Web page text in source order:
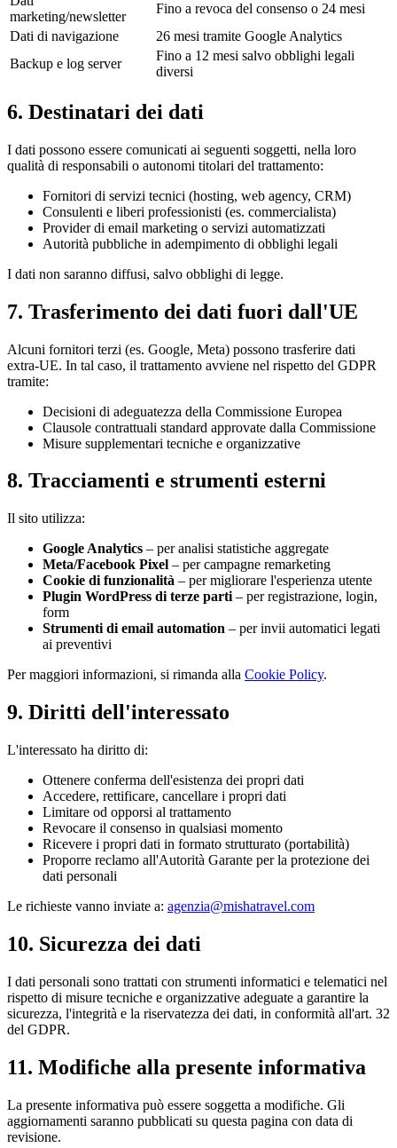
marketing/newsletter
Fino a revoca del consenso o 24 mesi
Dati di navigazione
26 mesi tramite Google Analytics
Backup e log server
Fino a 12 mesi salvo obblighi legali
diversi
6. Destinatari dei dati
I dati possono essere comunicati ai seguenti soggetti, nella loro
qualità di responsabili o autonomi titolari del trattamento:
Fornitori di servizi tecnici (hosting, web agency, CRM)
Consulenti e liberi professionisti (es. commercialista)
Provider di email marketing o servizi automatizzati
Autorità pubbliche in adempimento di obblighi legali
I dati non saranno diffusi, salvo obblighi di legge.
7. Trasferimento dei dati fuori dall'UE
Alcuni fornitori terzi (es. Google, Meta) possono trasferire dati
extra-UE. In tal caso, il trattamento avviene nel rispetto del GDPR
tramite:
Decisioni di adeguatezza della Commissione Europea
Clausole contrattuali standard approvate dalla Commissione
Misure supplementari tecniche e organizzative
8. Tracciamenti e strumenti esterni
Il sito utilizza:
Google Analytics – per analisi statistiche aggregate
Meta/Facebook Pixel – per campagne remarketing
Cookie di funzionalità – per migliorare l'esperienza utente
Plugin WordPress di terze parti – per registrazione, login,
form
Strumenti di email automation – per invii automatici legati
ai preventivi
Per maggiori informazioni, si rimanda alla Cookie Policy.
9. Diritti dell'interessato
L'interessato ha diritto di:
Ottenere conferma dell'esistenza dei propri dati
Accedere, rettificare, cancellare i propri dati
Limitare od opporsi al trattamento
Revocare il consenso in qualsiasi momento
Ricevere i propri dati in formato strutturato (portabilità)
Proporre reclamo all'Autorità Garante per la protezione dei
dati personali
Le richieste vanno inviate a: agenzia@mishatravel.com
10. Sicurezza dei dati
I dati personali sono trattati con strumenti informatici e telematici nel
rispetto di misure tecniche e organizzative adeguate a garantire la
sicurezza, l'integrità e la riservatezza dei dati, in conformità all'art. 32
del GDPR.
11. Modifiche alla presente informativa
La presente informativa può essere soggetta a modifiche. Gli
aggiornamenti saranno pubblicati su questa pagina con data di
revisione.